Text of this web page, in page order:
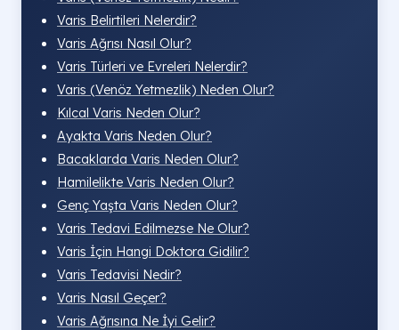
Varis Belirtileri Nelerdir?
Varis Ağrısı Nasıl Olur?
Varis Türleri ve Evreleri Nelerdir?
Varis (Venöz Yetmezlik) Neden Olur?
Kılcal Varis Neden Olur?
Ayakta Varis Neden Olur?
Bacaklarda Varis Neden Olur?
Hamilelikte Varis Neden Olur?
Genç Yaşta Varis Neden Olur?
Varis Tedavi Edilmezse Ne Olur?
Varis İçin Hangi Doktora Gidilir?
Varis Tedavisi Nedir?
Varis Nasıl Geçer?
Varis Ağrısına Ne İyi Gelir?